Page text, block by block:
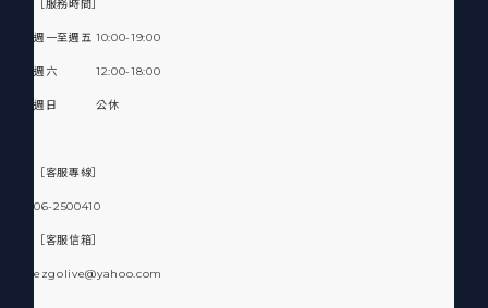
［服務時間］
週一至週五 10:00-19:00
週六 12:00-18:00
週日 公休
［客服專線］
06-2500410
［客服信箱］
ezgolive@yahoo.com